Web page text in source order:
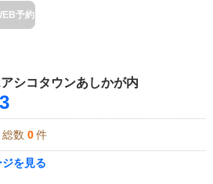
予約
シコタウンあしかが内
数 0 件
を見る